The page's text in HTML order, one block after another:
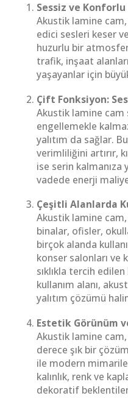
Sessiz ve Konforlu
Akustik lamine cam,
edici sesleri keser
huzurlu bir
trafik, inşaat
yaşayanlar için
Çift Fonksiyon: Ses
Akustik lamine
engellemekle
yalıtım da sağlar.
verimliliğini artırır,
ise serin kalmanıza
vadede enerji
Çeşitli Alanlarda
Akustik lamine
binalar, ofisler,
birçok alanda
konser salonları ve
sıklıkla tercih
kullanım alanı,
yalıtım çözümü
Estetik Görünüm
Akustik lamine
derece şık bir
ile modern
kalınlık, renk ve
dekoratif